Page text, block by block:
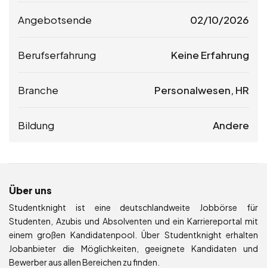
Angebotsende 02/10/2026
Berufserfahrung Keine Erfahrung
Branche Personalwesen, HR
Bildung Andere
Über uns
Studentknight ist eine deutschlandweite Jobbörse für
Studenten, Azubis und Absolventen und ein Karriereportal mit
einem großen Kandidatenpool. Über Studentknight erhalten
Jobanbieter die Möglichkeiten, geeignete Kandidaten und
Bewerber aus allen Bereichen zu finden.